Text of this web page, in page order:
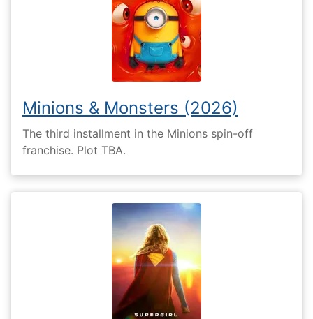
Minions & Monsters (2026)
The third installment in the Minions spin-off
franchise. Plot TBA.